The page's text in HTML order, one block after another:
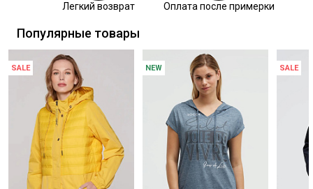
Самовывоз из пункта выдачи СДЭК
Легкий возврат Оплата после примерки
Популярные товары
SALE NEW SALE